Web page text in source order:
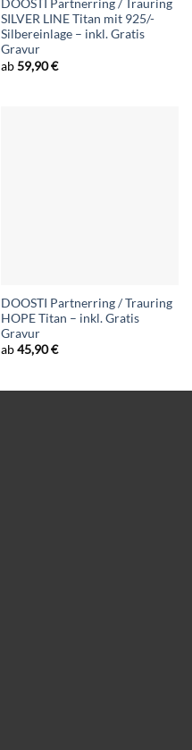
DOOSTI Partnerring / Trauring
SILVER LINE Titan mit 925/-
Silbereinlage – inkl. Gratis
Gravur
ab59,90€
DOOSTI Partnerring / Trauring
HOPE Titan – inkl. Gratis
Gravur
ab45,90€